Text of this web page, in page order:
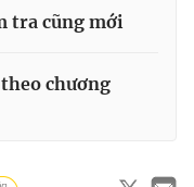
tra cũng mới
chương